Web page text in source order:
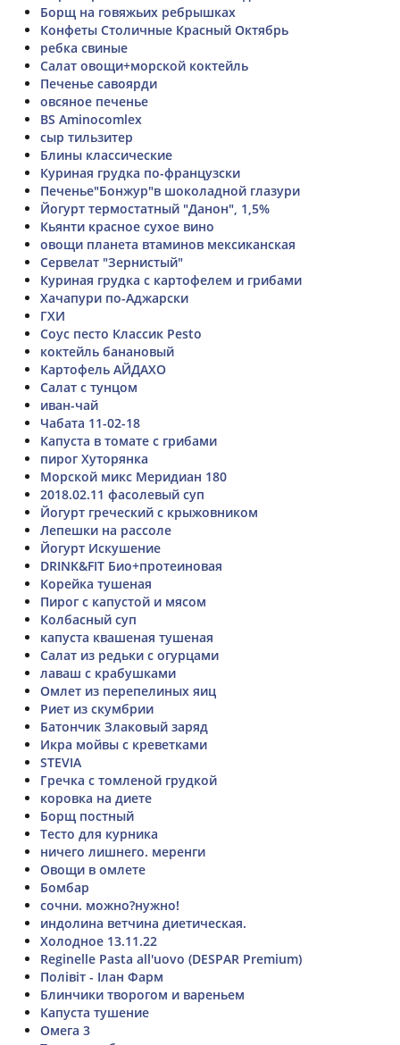
Борщ на говяжьих ребрышках
Конфеты Столичные Красный Октябрь
ребка свиные
Салат овощи+морской коктейль
Печенье савоярди
овсяное печенье
BS Aminocomlex
сыр тильзитер
Блины классические
Куриная грудка по-французски
Печенье"Бонжур"в шоколадной глазури
Йогурт термостатный "Данон", 1,5%
Кьянти красное сухое вино
овощи планета втаминов мексиканская
Сервелат "Зернистый"
Куриная грудка с картофелем и грибами
Хачапури по-Аджарски
ГХИ
Соус песто Классик Pesto
коктейль банановый
Картофель АЙДАХО
Салат с тунцом
иван-чай
Чабата 11-02-18
Капуста в томате с грибами
пирог Хуторянка
Морской микс Меридиан 180
2018.02.11 фасолевый суп
Йогурт греческий с крыжовником
Лепешки на рассоле
Йогурт Искушение
DRINK&FIT Био+протеиновая
Корейка тушеная
Пирог с капустой и мясом
Колбасный суп
капуста квашеная тушеная
Салат из редьки с огурцами
лаваш с крабушками
Омлет из перепелиных яиц
Риет из скумбрии
Батончик Злаковый заряд
Икра мойвы с креветками
STEVIA
Гречка с томленой грудкой
коровка на диете
Борщ постный
Тесто для курника
ничего лишнего. меренги
Овощи в омлете
Бомбар
сочни. можно?нужно!
индолина ветчина диетическая.
Холодное 13.11.22
Reginelle Pasta all'uovo (DESPAR Premium)
Полівіт - Ілан Фарм
Блинчики творогом и вареньем
Капуста тушение
Омега 3